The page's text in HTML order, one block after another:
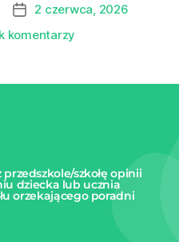
2 czerwca, 2026
komentarzy
szkołę opinii
dziecka lub ucznia
orzekającego poradni